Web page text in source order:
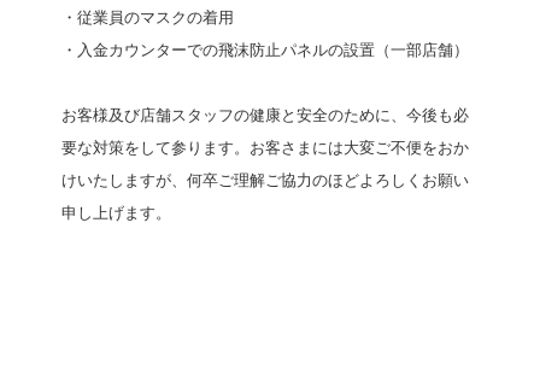
・従業員のマスクの着用
・入金カウンターでの飛沫防止パネルの設置（一部店舗）
お客様及び店舗スタッフの健康と安全のために、今後も必
要な対策をして参ります。お客さまには大変ご不便をおか
けいたしますが、何卒ご理解ご協力のほどよろしくお願い
申し上げます。